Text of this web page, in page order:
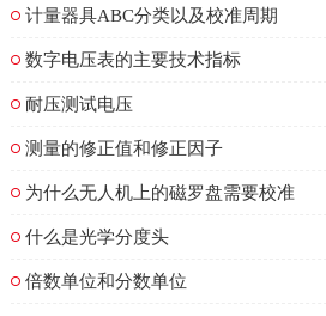
计量器具ABC分类以及校准周期
数字电压表的主要技术指标
耐压测试电压
测量的修正值和修正因子
为什么无人机上的磁罗盘需要校准
什么是光学分度头
倍数单位和分数单位